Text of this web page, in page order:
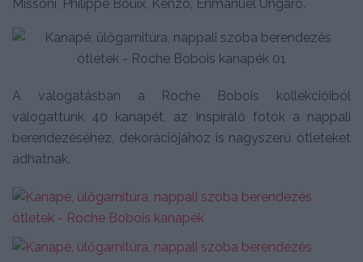
Missoni, Philippe Bouix, Kenzo, Enmanuel Ungaro.
A válogatásban a Roche Bobois kollekcióiból
válogattunk 40 kanapét, az inspiráló fotók a nappali
berendezéséhez, dekorációjához is nagyszerű ötleteket
adhatnak.